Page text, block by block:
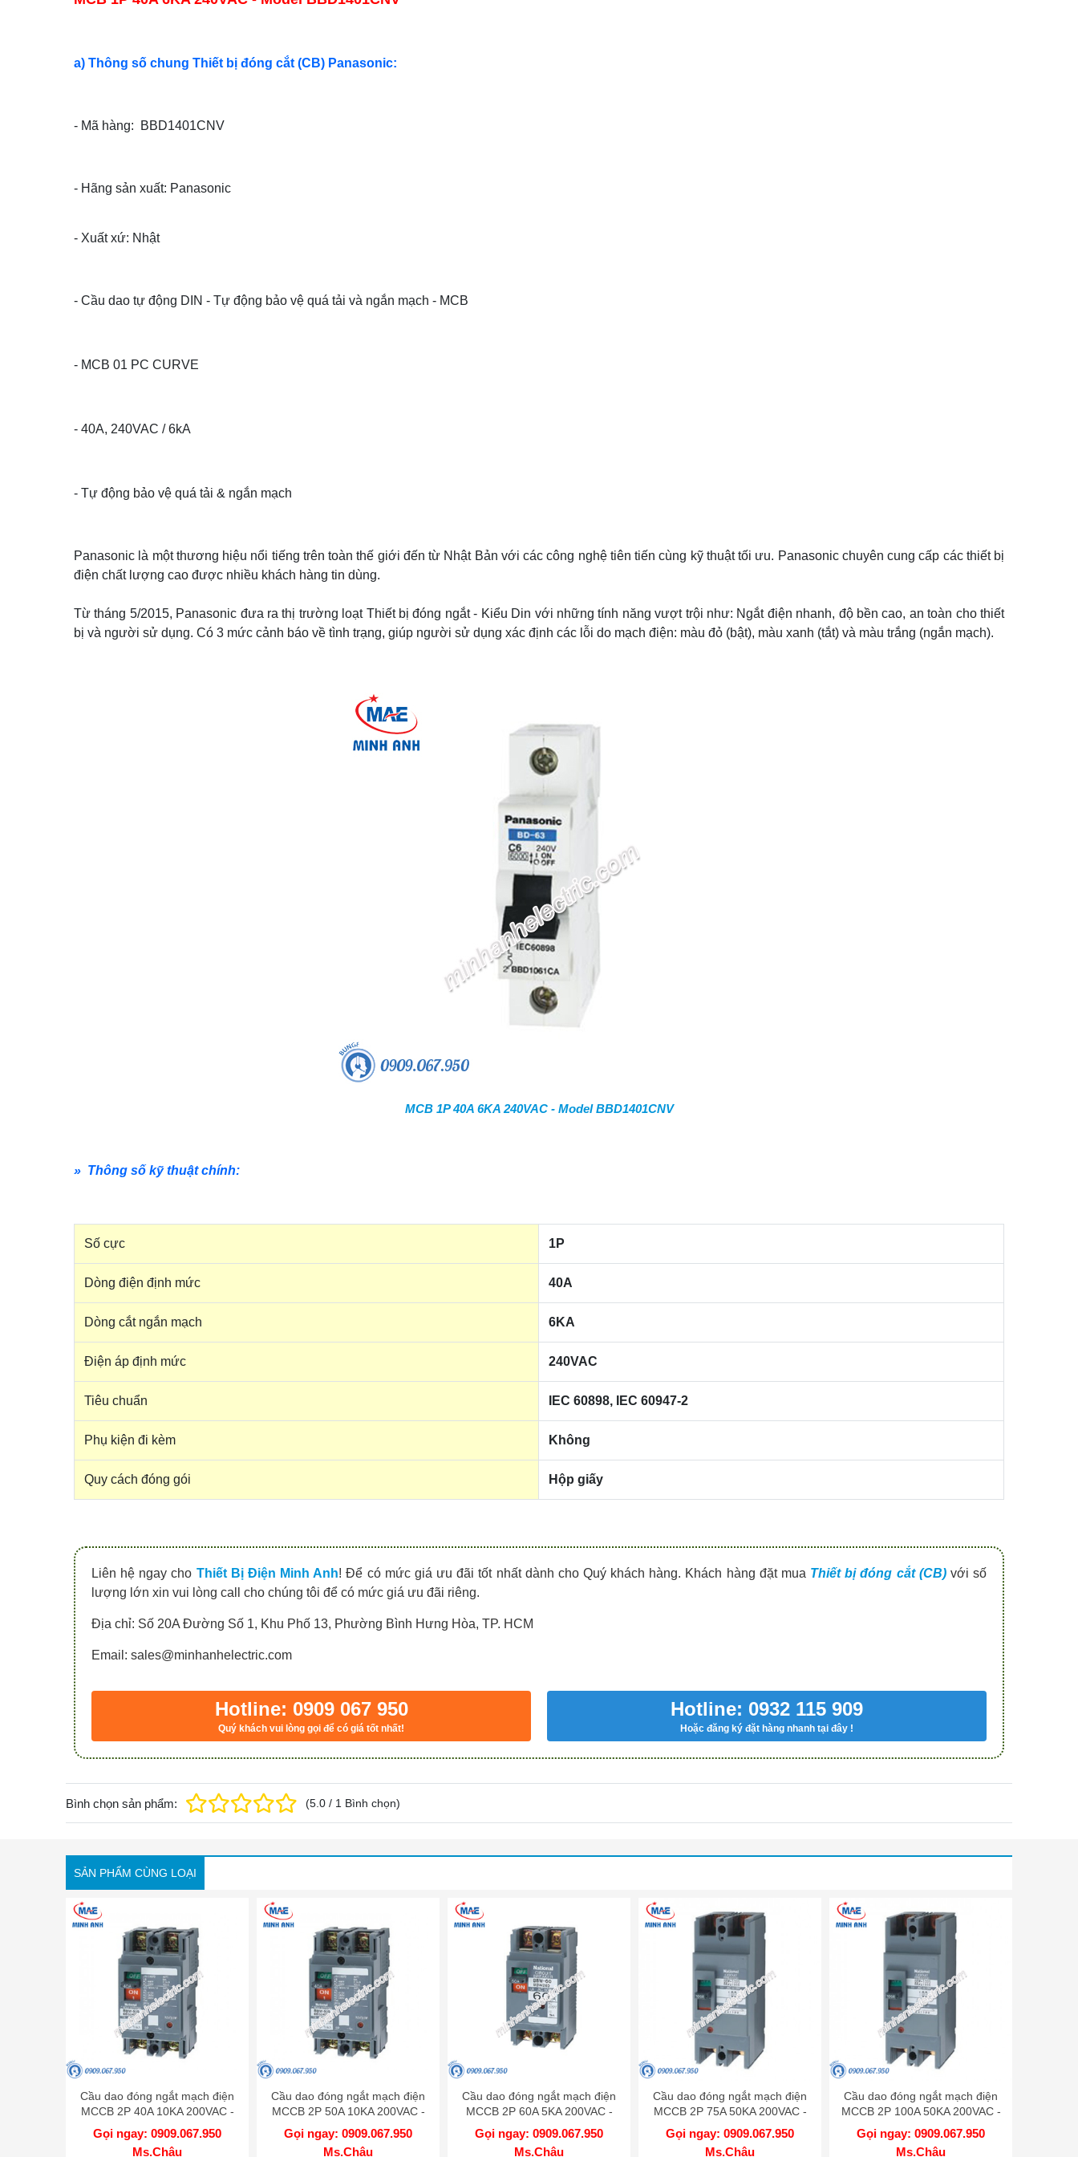
a) Thông số chung Thiết bị đóng cắt (CB) Panasonic:
- Mã hàng: BBD1401CNV
- Hãng sản xuất: Panasonic
- Xuất xứ: Nhật
- Cầu dao tự động DIN - Tự động bảo vệ quá tải và ngắn mạch - MCB
- MCB 01 PC CURVE
- 40A, 240VAC / 6kA
- Tự động bảo vệ quá tải & ngắn mạch
Panasonic là một thương hiệu nổi tiếng trên toàn thế giới đến từ Nhật Bản với các công nghệ tiên tiến cùng kỹ thuật tối ưu. Panasonic chuyên cung cấp các thiết bị
điện chất lượng cao được nhiều khách hàng tin dùng.
Từ tháng 5/2015, Panasonic đưa ra thị trường loạt Thiết bị đóng ngắt - Kiểu Din với những tính năng vượt trội như: Ngắt điện nhanh, độ bền cao, an toàn cho thiết
bị và người sử dụng. Có 3 mức cảnh báo về tình trạng, giúp người sử dụng xác định các lỗi do mạch điện: màu đỏ (bật), màu xanh (tắt) và màu trắng (ngắn mạch).
MCB 1P 40A 6KA 240VAC - Model BBD1401CNV
» Thông số kỹ thuật chính:
Số cực 1P
Dòng điện định mức 40A
Dòng cắt ngắn mạch 6KA
Điện áp định mức 240VAC
Tiêu chuẩn IEC 60898, IEC 60947-2
Phụ kiện đi kèm Không
Quy cách đóng gói Hộp giấy
Liên hệ ngay cho Thiết Bị Điện Minh Anh! Để có mức giá ưu đãi tốt nhất dành cho Quý khách hàng. Khách hàng đặt mua Thiết bị đóng cắt (CB) với số
lượng lớn xin vui lòng call cho chúng tôi để có mức giá ưu đãi riêng.
Địa chỉ: Số 20A Đường Số 1, Khu Phố 13, Phường Bình Hưng Hòa, TP. HCM
Email: sales@minhanhelectric.com
Hotline: 0909 067 950
Quý khách vui lòng gọi để có giá tốt nhất!
Hotline: 0932 115 909
Hoặc đăng ký đặt hàng nhanh tại đây !
Bình chọn sản phẩm: (5.0 / 1 Bình chọn)
SẢN PHẨM CÙNG LOẠI
Cầu dao đóng ngắt mạch điện
MCCB 2P 40A 10KA 200VAC -
BBW240SKY
Gọi ngay: 0909.067.950
Ms.Châu
Cầu dao đóng ngắt mạch điện
MCCB 2P 50A 10KA 200VAC -
BBW250SKY
Gọi ngay: 0909.067.950
Ms.Châu
Cầu dao đóng ngắt mạch điện
MCCB 2P 60A 5KA 200VAC -
BBW260Y
Gọi ngay: 0909.067.950
Ms.Châu
Cầu dao đóng ngắt mạch điện
MCCB 2P 75A 50KA 200VAC -
BBW275SKY
Gọi ngay: 0909.067.950
Ms.Châu
Cầu dao đóng ngắt mạch điện
MCCB 2P 100A 50KA 200VAC -
BBW2100SKY
Gọi ngay: 0909.067.950
Ms.Châu